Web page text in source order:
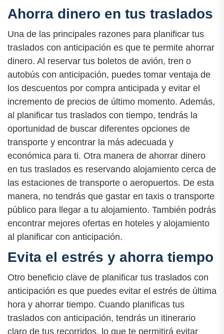
Ahorra dinero en tus traslados
Una de las principales razones para planificar tus
traslados con anticipación es que te permite ahorrar
dinero. Al reservar tus boletos de avión, tren o
autobús con anticipación, puedes tomar ventaja de
los descuentos por compra anticipada y evitar el
incremento de precios de último momento. Además,
al planificar tus traslados con tiempo, tendrás la
oportunidad de buscar diferentes opciones de
transporte y encontrar la más adecuada y
económica para ti. Otra manera de ahorrar dinero
en tus traslados es reservando alojamiento cerca de
las estaciones de transporte o aeropuertos. De esta
manera, no tendrás que gastar en taxis o transporte
público para llegar a tu alojamiento. También podrás
encontrar mejores ofertas en hoteles y alojamiento
al planificar con anticipación.
Evita el estrés y ahorra tiempo
Otro beneficio clave de planificar tus traslados con
anticipación es que puedes evitar el estrés de última
hora y ahorrar tiempo. Cuando planificas tus
traslados con anticipación, tendrás un itinerario
claro de tus recorridos, lo que te permitirá evitar